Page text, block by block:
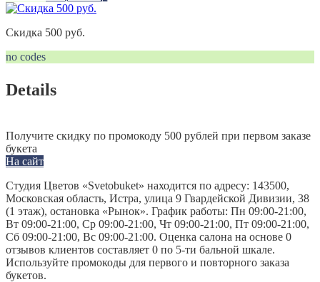
Скидка 500 руб.
no codes
Details
Получите скидку по промокоду 500 рублей при первом заказе
букета
На сайт
Студия Цветов «Svetobuket» находится по адресу: 143500,
Московская область, Истра, улица 9 Гвардейской Дивизии, 38
(1 этаж), остановка «Рынок». График работы: Пн 09:00-21:00,
Вт 09:00-21:00, Ср 09:00-21:00, Чт 09:00-21:00, Пт 09:00-21:00,
Сб 09:00-21:00, Вс 09:00-21:00. Оценка салона на основе 0
отзывов клиентов составляет 0 по 5-ти бальной шкале.
Используйте промокоды для первого и повторного заказа
букетов.